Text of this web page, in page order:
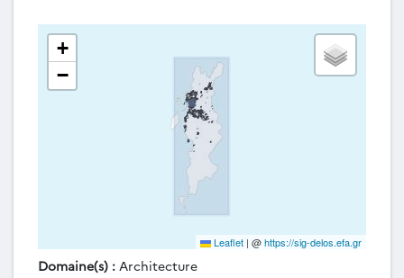
+
−
Leaflet | @https://sig-delos.efa.gr
Domaine(s) : Architecture